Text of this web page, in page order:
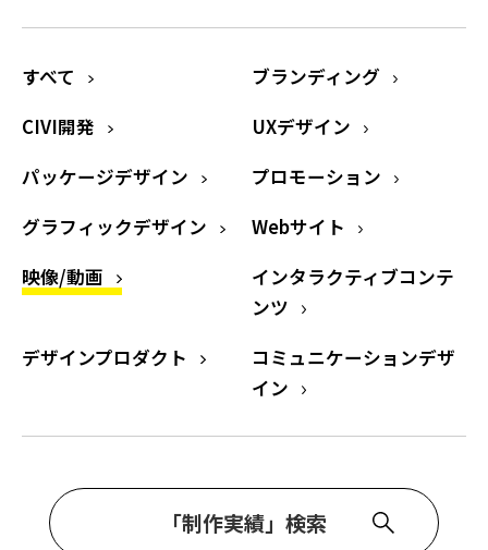
すべて
ブランディング
CIVI開発
UXデザイン
パッケージデザイン
プロモーション
グラフィックデザイン
Webサイト
映像/動画
インタラクティブコンテ
ンツ
デザインプロダクト
コミュニケーションデザ
イン
「制作実績」検索